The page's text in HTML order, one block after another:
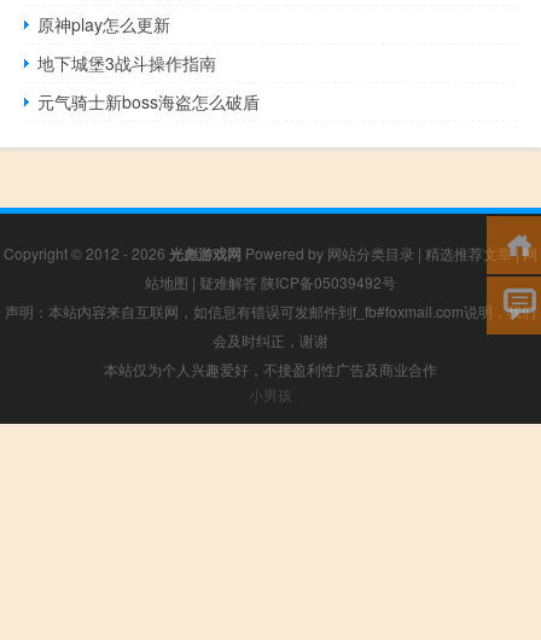
原神play怎么更新
地下城堡3战斗操作指南
元气骑士新boss海盗怎么破盾
Copyright © 2012 - 2026 光彪游戏网 Powered by 网站分类目录 | 精选推荐文章|网
站地图 | 疑难解答 陕ICP备05039492号
声明：本站内容来自互联网，如信息有错误可发邮件到f_fb#foxmail.com说明，我们
会及时纠正，谢谢
本站仅为个人兴趣爱好，不接盈利性广告及商业合作
小男孩